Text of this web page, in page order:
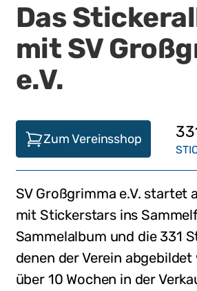
Das
mit SV
e.V.
Zum Vereinsshop
SV Großgrimma e.V. startet
mit Stickerstars ins
Sammelalbum und die 331
denen der Verein abgebildet
über 10 Wochen in der